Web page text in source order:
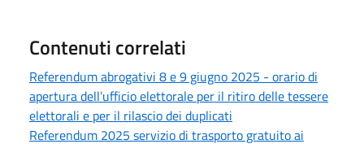
Contenuti correlati
Referendum abrogativi 8 e 9 giugno 2025 - orario di
apertura dell’ufficio elettorale per il ritiro delle tessere
elettorali e per il rilascio dei duplicati
Referendum 2025 servizio di trasporto gratuito ai